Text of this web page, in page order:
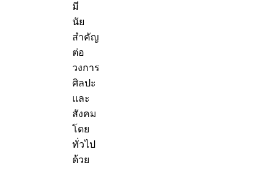
มี
นัย
สำคัญ
ต่อ
วงการ
ศิลปะ
และ
สังคม
โดย
ทั่วไป
ด้วย